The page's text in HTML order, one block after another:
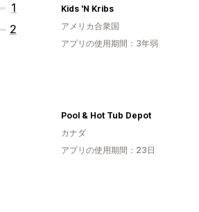
1
2
Kids 'N Kribs
アメリカ合衆国
アプリの使用期間：3年弱
Pool & Hot Tub Depot
カナダ
アプリの使用期間：23日